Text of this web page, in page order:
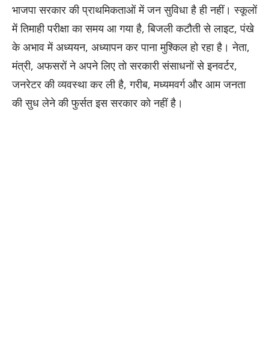
भाजपा सरकार की प्राथमिकताओं में जन सुविधा है ही नहीं। स्कूलों
में तिमाही परीक्षा का समय आ गया है, बिजली कटौती से लाइट, पंखे
के अभाव में अध्ययन, अध्यापन कर पाना मुश्किल हो रहा है। नेता,
मंत्री, अफसरों ने अपने लिए तो सरकारी संसाधनों से इनवर्टर,
जनरेटर की व्यवस्था कर ली है, गरीब, मध्यमवर्ग और आम जनता
की सुध लेने की फुर्सत इस सरकार को नहीं है।